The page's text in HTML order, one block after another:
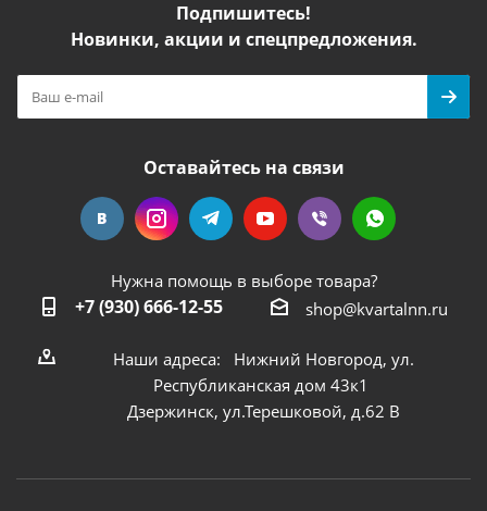
Подпишитесь!
Новинки, акции и спецпредложения.
Оставайтесь на связи
Нужна помощь в выборе товара?
+7 (930) 666-12-55 shop@kvartalnn.ru
Наши адреса: Нижний Новгород, ул.
Республиканская дом 43к1
Дзержинск, ул.Терешковой, д.62 В